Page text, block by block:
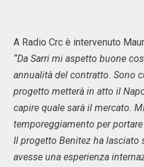
A Radio Crc è intervenuto
“Da Sarri mi aspetto buone
annualità del contratto. Sono
progetto metterà in atto il
capire quale sarà il mercato.
temporeggiamento per
Il progetto Benitez ha lasciato
avesse una esperienza